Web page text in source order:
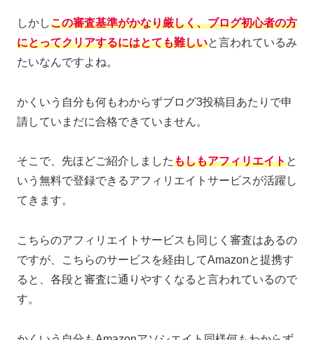
しかしこの審査基準がかなり厳しく、ブログ初心者の方
にとってクリアするにはとても難しいと言われているみ
たいなんですよね。
かくいう自分も何もわからずブログ3投稿目あたりで申
請していまだに合格できていません。
そこで、先ほどご紹介しましたもしもアフィリエイトと
いう無料で登録できるアフィリエイトサービスが活躍し
てきます。
こちらのアフィリエイトサービスも同じく審査はあるの
ですが、こちらのサービスを経由してAmazonと提携す
ると、各段と審査に通りやすくなると言われているので
す。